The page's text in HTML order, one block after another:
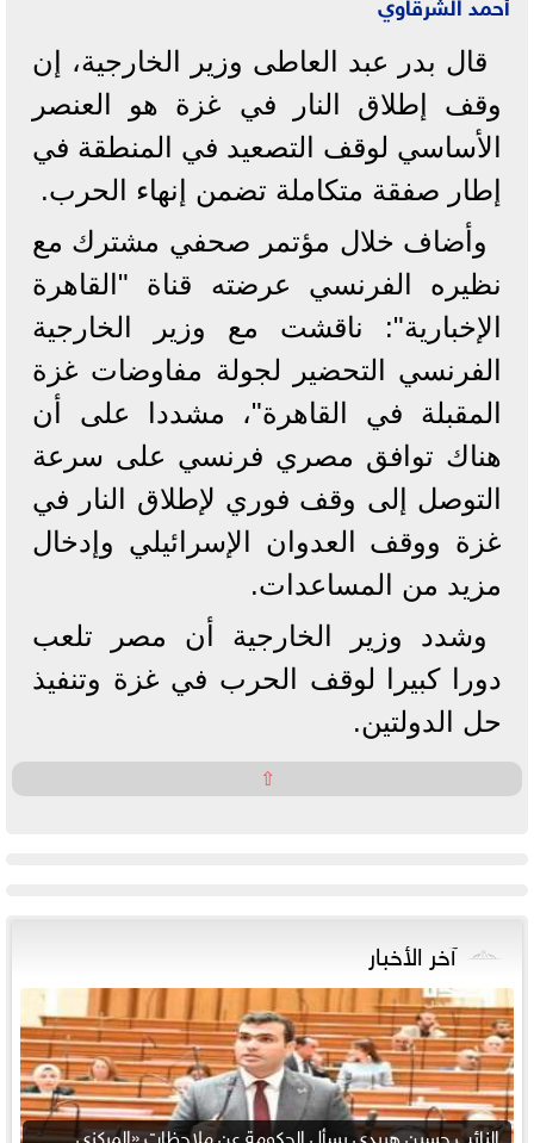
قال بدر عبد العاطى وزير الخارجية، إن
وقف إطلاق النار في غزة هو العنصر
الأساسي لوقف التصعيد في المنطقة في
إطار صفقة متكاملة تضمن إنهاء الحرب.
وأضاف خلال مؤتمر صحفي مشترك مع
نظيره الفرنسي عرضته قناة "القاهرة
الإخبارية": ناقشت مع وزير الخارجية
الفرنسي التحضير لجولة مفاوضات غزة
المقبلة في القاهرة"، مشددا على أن
هناك توافق مصري فرنسي على سرعة
التوصل إلى وقف فوري لإطلاق النار في
غزة ووقف العدوان الإسرائيلي وإدخال
مزيد من المساعدات.
وشدد وزير الخارجية أن مصر تلعب
دورا كبيرا لوقف الحرب في غزة وتنفيذ
حل الدولتين.
⇧
آخر الأخبار
النائب حسين هريدي يسأل الحكومة عن ملاحظات «المركزي